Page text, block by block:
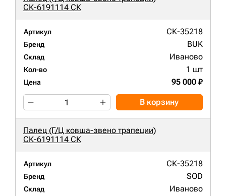
СК-6191114 СК
Артикул СК-35218
Бренд BUK
Склад Иваново
Кол-во 1 шт
Цена 95 000 ₽
В корзину
Палец (Г/Ц ковша-звено трапеции)
СК-6191114 СК
Артикул СК-35218
Бренд SOD
Склад Иваново